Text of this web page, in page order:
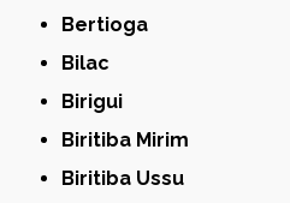
Bertioga
Bilac
Birigui
Biritiba Mirim
Biritiba Ussu